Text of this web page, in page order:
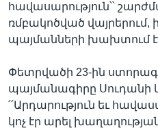
հավասարություն՝՝
ռմբակոծված
պայմանների խախտում
Փետրվածի 23-ին
պայմանագիրը Սուդանի
՛՛Արդարություն եւ
կոչ էր արել